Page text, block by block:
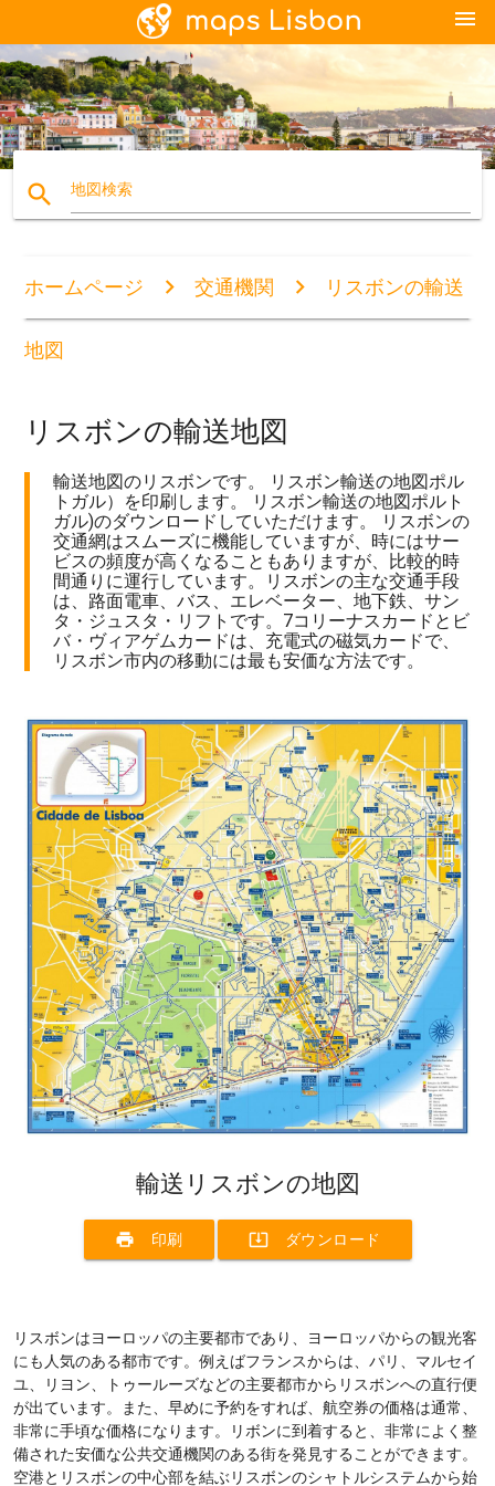
menu
search 地図検索
ホームページ 交通機関 リスボンの輸送
地図
リスボンの輸送地図
輸送地図のリスボンです。 リスボン輸送の地図ポル
トガル）を印刷します。 リスボン輸送の地図ポルト
ガル)のダウンロードしていただけます。 リスボンの
交通網はスムーズに機能していますが、時にはサー
ビスの頻度が高くなることもありますが、比較的時
間通りに運行しています。リスボンの主な交通手段
は、路面電車、バス、エレベーター、地下鉄、サン
タ・ジュスタ・リフトです。7コリーナスカードとビ
バ・ヴィアゲムカードは、充電式の磁気カードで、
リスボン市内の移動には最も安価な方法です。
輸送リスボンの地図
print 印刷 system_update_alt ダウンロード
リスボンはヨーロッパの主要都市であり、ヨーロッパからの観光客
にも人気のある都市です。例えばフランスからは、パリ、マルセイ
ユ、リヨン、トゥールーズなどの主要都市からリスボンへの直行便
が出ています。また、早めに予約をすれば、航空券の価格は通常、
非常に手頃な価格になります。リボンに到着すると、非常によく整
備された安価な公共交通機関のある街を発見することができます。
空港とリスボンの中心部を結ぶリスボンのシャトルシステムから始